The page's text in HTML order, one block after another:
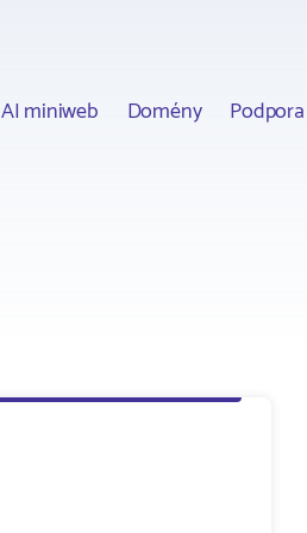
AI miniweb Domény Podpora